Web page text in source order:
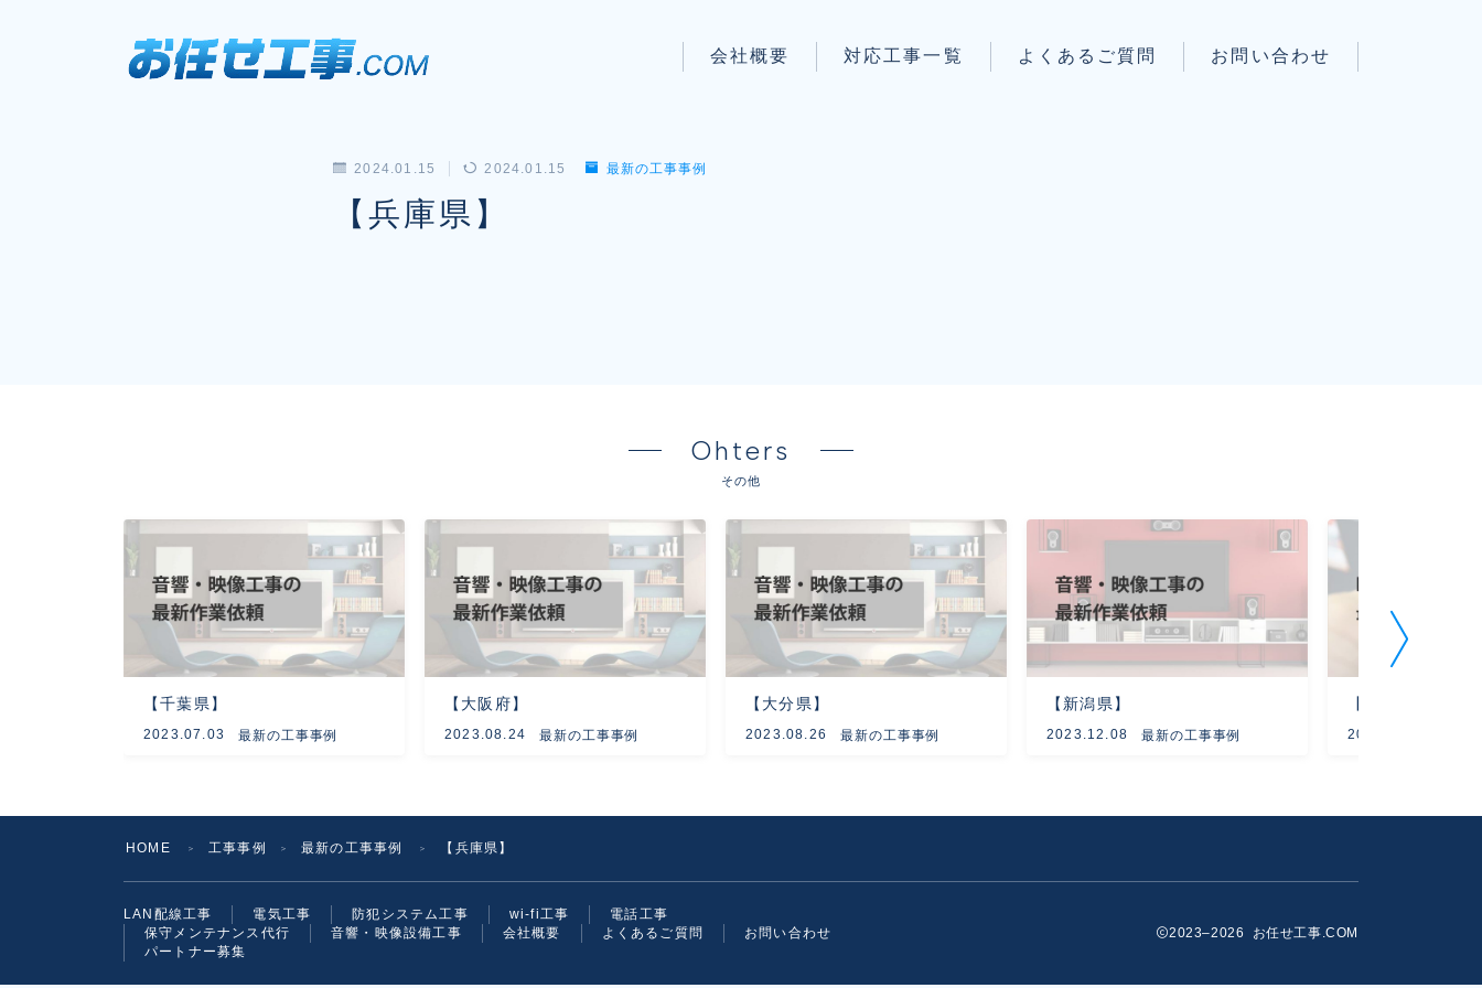
会社概要 対応工事一覧 よくあるご質問 お問い合わせ
2024.01.15 2024.01.15 最新の工事事例
【兵庫県】
Ohters
その他
【千葉県】
2023.07.03 最新の工事事例
【大阪府】
2023.08.24 最新の工事事例
【大分県】
2023.08.26 最新の工事事例
【新潟県】
2023.12.08 最新の工事事例 2024.02.02
HOME ＞ 工事事例 ＞ 最新の工事事例 ＞ 【兵庫県】
LAN配線工事 電気工事 防犯システム工事 wi-fi工事
電話工事
保守メンテナンス代行
音響・映像設備工事 会社概要 よくあるご質問
お問い合わせ
パートナー募集
2023–2026 お任せ工事.COM